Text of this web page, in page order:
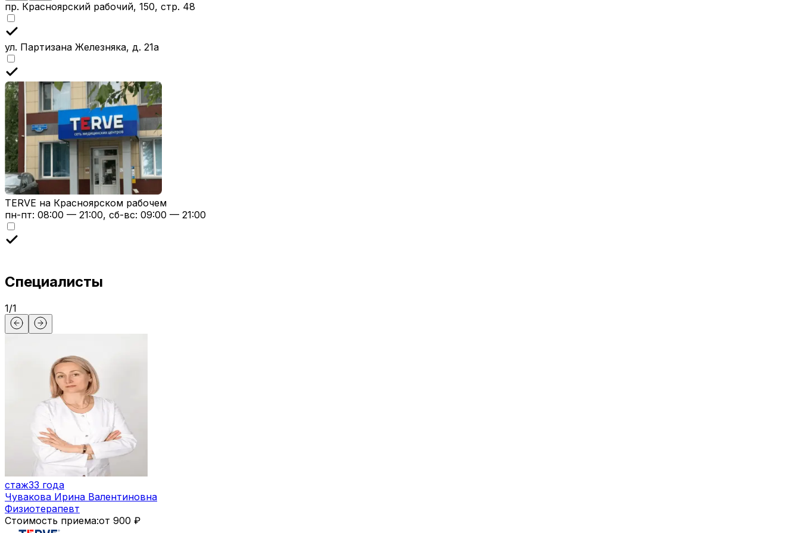
пр. Красноярский рабочий, 150, стр. 48
ул. Партизана Железняка, д. 21а
TERVE на Красноярском рабочем
пн-пт: 08:00 — 21:00, сб-вс: 09:00 — 21:00
Специалисты
1/1
стаж33 года
Чувакова Ирина Валентиновна
Физиотерапевт
Стоимость приема:от 900 ₽